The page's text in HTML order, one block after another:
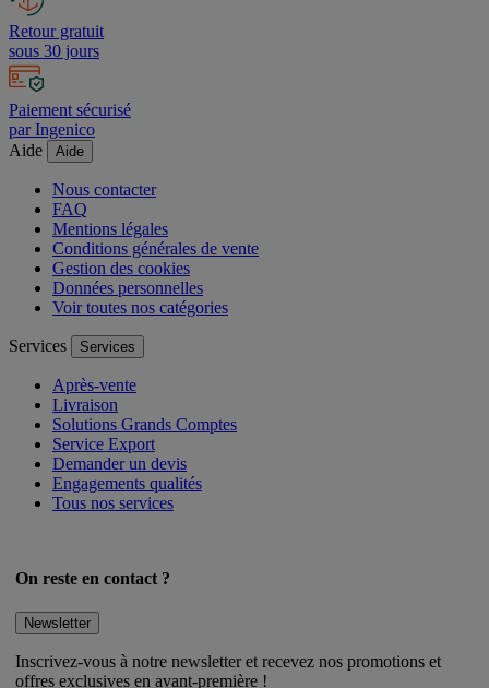
Retour gratuit
sous 30 jours
Paiement sécurisé
par Ingenico
Aide
Nous contacter
FAQ
Mentions légales
Conditions générales de vente
Gestion des cookies
Données personnelles
Services
Après-vente
Livraison
Solutions Grands Comptes
Service Export
Demander un devis
Engagements qualités
Inscrivez-vous à notre newsletter et recevez nos promotions et